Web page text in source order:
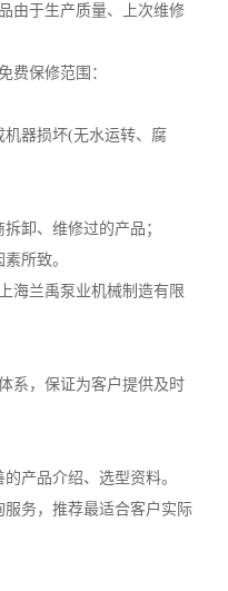
由于生产质量、上次维修
费保修范围：
器损坏(无水运转、腐
卸、维修过的产品；
所致。
海兰禹泵业机械制造有限
系，保证为客户提供及时
产品介绍、选型资料。
务，推荐最适合客户实际